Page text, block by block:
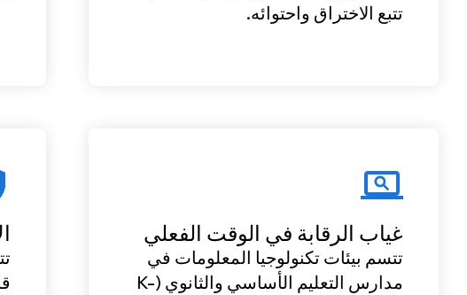
تتبع الاختراق واحتوائه.
غياب الرقابة في الوقت الفعلي
تتسم بيئات تكنولوجيا المعلومات في
مدارس التعليم الأساسي والثانوي (K-